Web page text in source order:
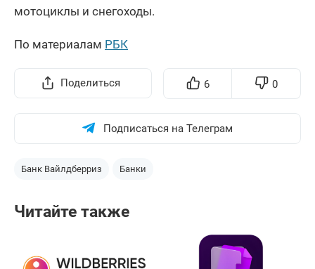
мотоциклы и снегоходы.
По материалам РБК
Поделиться 6 0
Подписаться на Телеграм
Банк Вайлдберриз Банки
Читайте также